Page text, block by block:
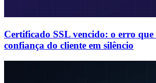
Certificado SSL vencido: o erro
confiança do cliente em silêncio